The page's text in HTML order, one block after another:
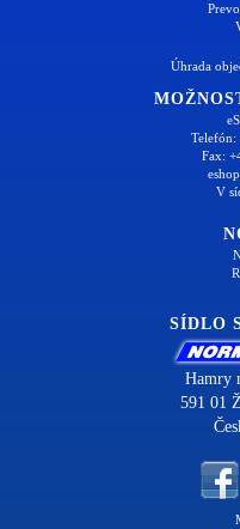
Úhrada
Telefón:
Fax:
V
SÍDLO
Hamry
591 01